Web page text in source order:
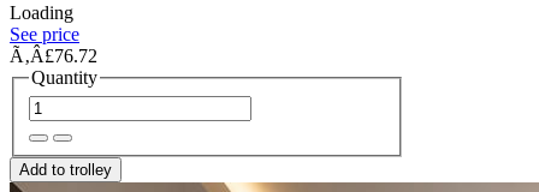
Loading
See price
Ã‚Â£76.72
Quantity
Add to trolley